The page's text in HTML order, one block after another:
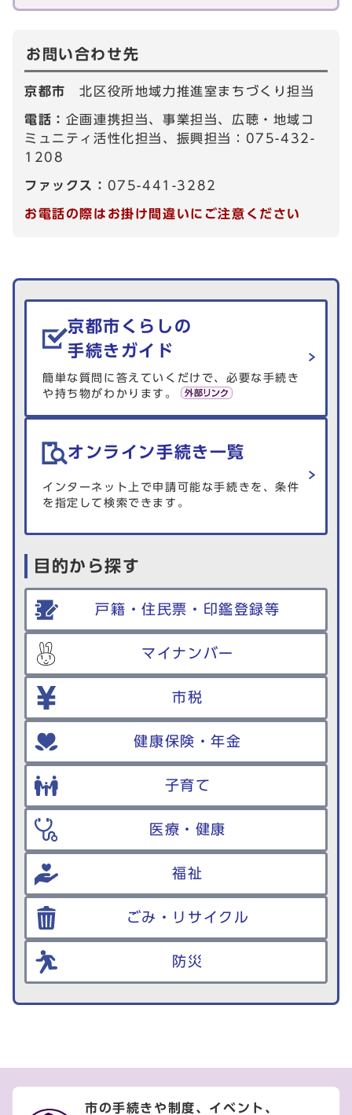
お問い合わせ先
京都市北区役所地域力推進室まちづくり担当
電話： 企画連携担当、事業担当、広聴・地域コ
ミュニティ活性化担当、振興担当：075-432-
1208
ファックス： 075-441-3282
お電話の際はお掛け間違いにご注意ください
生活情報を探す
京都市くらしの
手続きガイド
簡単な質問に答えていくだけで、必要な手続き
や持ち物がわかります。
オンライン手続き一覧
インターネット上で申請可能な手続きを、条件
を指定して検索できます。
目的から探す
戸籍・住民票・印鑑登録等
マイナンバー
市税
健康保険・年金
子育て
医療・健康
福祉
ごみ・リサイクル
防災
市の手続きや制度、イベント、